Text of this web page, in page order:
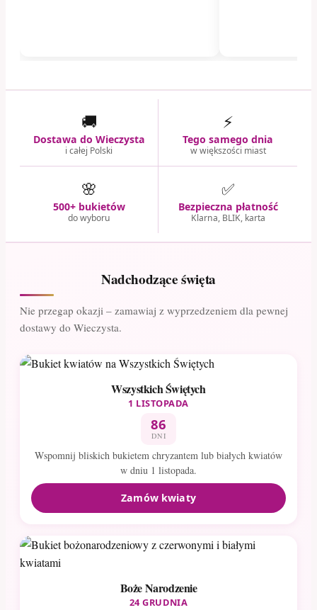
🚚
Dostawa do Wieczysta
i całej Polski
⚡
Tego samego dnia
w większości miast
🌸
500+ bukietów
do wyboru
✅
Bezpieczna płatność
Klarna, BLIK, karta
Nadchodzące święta
Nie przegap okazji – zamawiaj z wyprzedzeniem dla pewnej
dostawy do Wieczysta.
Wszystkich Świętych
1 LISTOPADA
86
DNI
Wspomnij bliskich bukietem chryzantem lub białych kwiatów
w dniu 1 listopada.
Zamów kwiaty
Boże Narodzenie
24 GRUDNIA